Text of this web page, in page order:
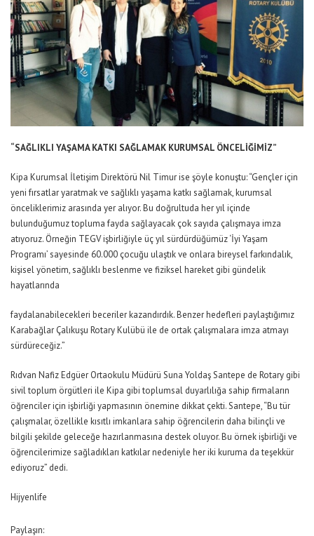
“SAĞLIKLI YAŞAMA KATKI SAĞLAMAK KURUMSAL ÖNCELİĞİMİZ”
Kipa Kurumsal İletişim Direktörü Nil Timur ise şöyle konuştu: “Gençler için
yeni fırsatlar yaratmak ve sağlıklı yaşama katkı sağlamak, kurumsal
önceliklerimiz arasında yer alıyor. Bu doğrultuda her yıl içinde
bulunduğumuz topluma fayda sağlayacak çok sayıda çalışmaya imza
atıyoruz. Örneğin TEGV işbirliğiyle üç yıl sürdürdüğümüz ‘İyi Yaşam
Programı’ sayesinde 60.000 çocuğu ulaştık ve onlara bireysel farkındalık,
kişisel yönetim, sağlıklı beslenme ve fiziksel hareket gibi gündelik
hayatlarında
faydalanabilecekleri beceriler kazandırdık. Benzer hedefleri paylaştığımız
Karabağlar Çalıkuşu Rotary Kulübü ile de ortak çalışmalara imza atmayı
sürdüreceğiz.”
Rıdvan Nafiz Edgüer Ortaokulu Müdürü Suna Yoldaş Santepe de Rotary gibi
sivil toplum örgütleri ile Kipa gibi toplumsal duyarlılığa sahip firmaların
öğrenciler için işbirliği yapmasının önemine dikkat çekti. Santepe, “Bu tür
çalışmalar, özellikle kısıtlı imkanlara sahip öğrencilerin daha bilinçli ve
bilgili şekilde geleceğe hazırlanmasına destek oluyor. Bu örnek işbirliği ve
öğrencilerimize sağladıkları katkılar nedeniyle her iki kuruma da teşekkür
ediyoruz” dedi.
Hijyenlife
Paylaşın: